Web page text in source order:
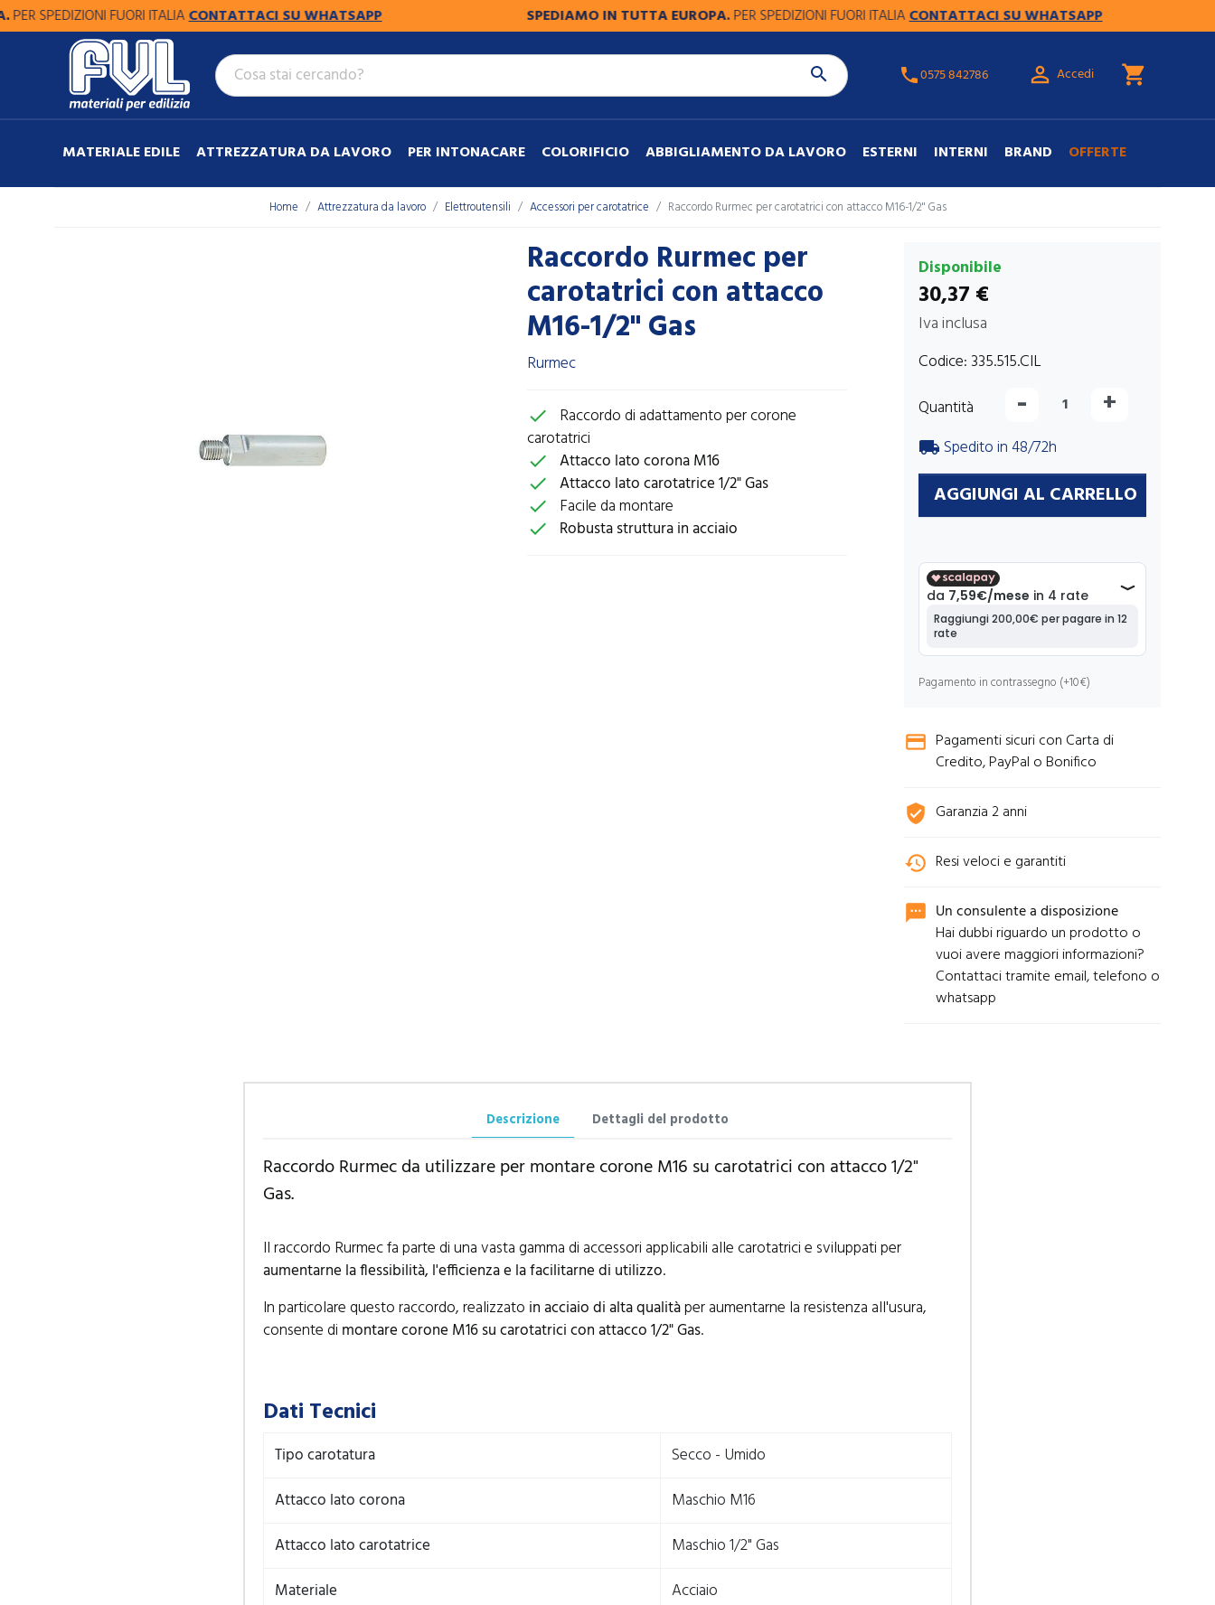
FUORI ITALIACONTATTACI SU WHATSAPP SPEDIAMO IN TUTTA EUROPA.PER SPEDIZIONI FUORI ITALIACONTATTACI SU WHATSAPP
 phone0575 842786  Accedi shopping_cart
MATERIALE EDILE ATTREZZATURA DA LAVORO PER INTONACARE COLORIFICIO ABBIGLIAMENTO DA LAVORO ESTERNI INTERNI BRAND OFFERTE
Home Attrezzatura da lavoro Elettroutensili Accessori per carotatrice Raccordo Rurmec per carotatrici con attacco M16-1/2" Gas
Raccordo Rurmec per
carotatrici con attacco
M16-1/2" Gas
Rurmec
check
Raccordo di adattamento per corone
carotatrici
check Attacco lato corona M16
check Attacco lato carotatrice 1/2" Gas
check Facile da montare
check Robusta struttura in acciaio
Disponibile
30,37 €
Iva inclusa
Codice: 335.515.CIL
Quantità
- +
local_shipping Spedito in 48/72h
AGGIUNGI AL CARRELLO
Pagamento in contrassegno (+10€)
credit_card Pagamenti sicuri con Carta di
Credito, PayPal o Bonifico
verified_user Garanzia 2 anni
history Resi veloci e garantiti
sms Un consulente a disposizione
Hai dubbi riguardo un prodotto o
vuoi avere maggiori informazioni?
Contattaci tramite email, telefono o
whatsapp
Descrizione Dettagli del prodotto
Raccordo Rurmec da utilizzare per montare corone M16 su carotatrici con attacco 1/2"
Gas.
Il raccordo Rurmec fa parte di una vasta gamma di accessori applicabili alle carotatrici e sviluppati per
aumentarne la flessibilità, l'efficienza e la facilitarne di utilizzo.
In particolare questo raccordo, realizzato in acciaio di alta qualitàper aumentarne la resistenza all'usura,
consente di montare corone M16 su carotatrici con attacco 1/2" Gas.
Dati Tecnici
Tipo carotatura
Secco - Umido
Attacco lato corona
Maschio M16
Attacco lato carotatrice
Maschio 1/2" Gas
Materiale
Acciaio